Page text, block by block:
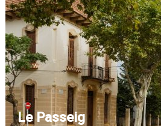
Le Passeig